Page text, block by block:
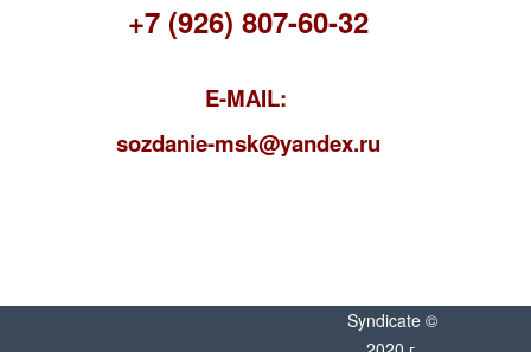
+7 (926) 807-60-32
E-MAIL:
sozdanie-msk@yandex.ru
Syndicate ©